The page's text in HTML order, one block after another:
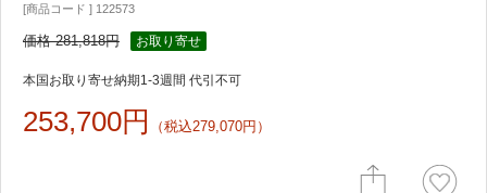
[商品コード ] 122573
価格 281,818円 お取り寄せ
本国お取り寄せ納期1-3週間 代引不可
253,700円 （税込279,070円）